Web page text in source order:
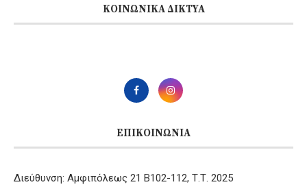
ΚΟΙΝΩΝΙΚΆ ΔΊΚΤΥΑ
ΕΠΙΚΟΙΝΩΝΊΑ
Διεύθυνση: Αμφιπόλεως 21 B102-112, Τ.Τ. 2025